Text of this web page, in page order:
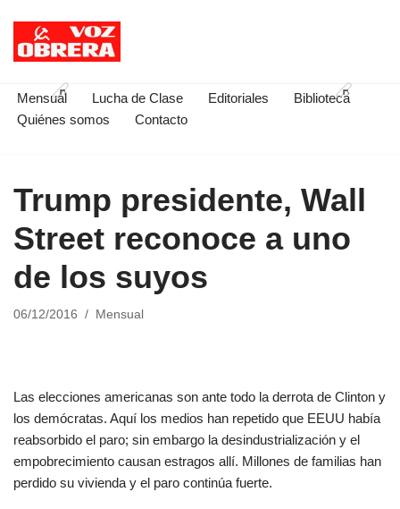
Saltar
contenido
Mensual Lucha de Clase Editoriales
Biblioteca
Quiénes somos
Contacto
Trump presidente, Wall
Street reconoce a uno
de los suyos
06/12/2016 Mensual
Las elecciones americanas son ante todo la derrota de Clinton y
los demócratas. Aquí los medios han repetido que EEUU había
reabsorbido el paro; sin embargo la desindustrialización y el
empobrecimiento causan estragos allí. Millones de familias han
perdido su vivienda y el paro continúa fuerte.